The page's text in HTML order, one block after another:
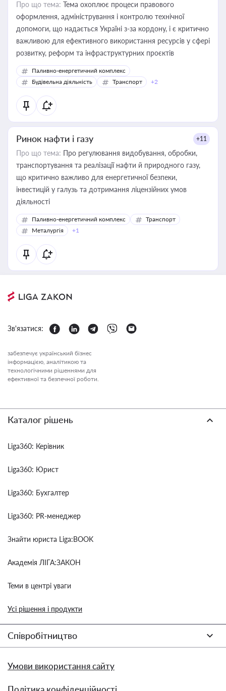
Про що тема: Тема охоплює процеси правового
оформлення, адміністрування і контролю технічної
допомоги, що надається Україні з-за кордону, і є критично
важливою для ефективного використання ресурсів у сфері
розвитку, реформ та інфраструктурних проєктів
Паливно-енергетичний комплекс
Будівельна діяльність
Транспорт +2
Ринок нафти і газу +11
Про що тема: Про регулювання видобування, обробки,
транспортування та реалізації нафти й природного газу,
що критично важливо для енергетичної безпеки,
інвестицій у галузь та дотримання ліцензійних умов
діяльності
Паливно-енергетичний комплекс
Транспорт
Металургія
+1
Зв'язатися:
забезпечує український бізнес
інформацією, аналітикою та
технологічними рішеннями для
ефективної та безпечної роботи.
Каталог рішень
Liga360: Керівник
Liga360: Юрист
Liga360: Бухгалтер
Liga360: PR-менеджер
Знайти юриста Liga:BOOK
Академія ЛІГА:ЗАКОН
Теми в центрі уваги
Усі рішення і продукти
Співробітництво
Умови використання сайту